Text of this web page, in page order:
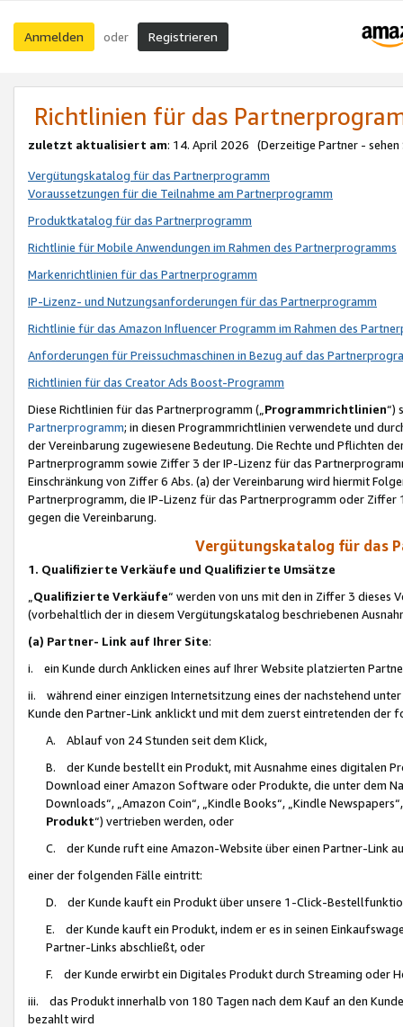
Anmelden oder Registrieren
Richtlinien für das
zuletzt aktualisiert am: 14. April 2026 (Derzeitige Partner - sehen
Vergütungskatalog für das Partnerprogramm
Voraussetzungen für die Teilnahme am Partnerprogramm
Produktkatalog für das Partnerprogramm
Richtlinie für Mobile Anwendungen im Rahmen des Partnerprogramms
Markenrichtlinien für das Partnerprogramm
IP-Lizenz- und Nutzungsanforderungen für das Partnerprogramm
Richtlinie für das Amazon Influencer Programm im Rahmen des
Anforderungen für Preissuchmaschinen in Bezug auf das
Richtlinien für das Creator Ads Boost-Programm
Diese Richtlinien für das Partnerprogramm („Programmrichtlinien“)
Partnerprogramm; in diesen Programmrichtlinien verwendete und
der Vereinbarung zugewiesene Bedeutung. Die Rechte und Pflichten
Partnerprogramm sowie Ziffer 3 der IP-Lizenz für das
Einschränkung von Ziffer 6 Abs. (a) der Vereinbarung wird hiermit
Partnerprogramm, die IP-Lizenz für das Partnerprogramm oder
gegen die Vereinbarung.
Vergütungskatalog für das
1. Qualifizierte Verkäufe und Qualifizierte Umsätze
Qualifizierte Verkäufe“ werden von uns mit den in Ziffer 3
(vorbehaltlich der in diesem Vergütungskatalog beschriebenen
(a) Partner- Link auf Ihrer Site:
i. ein Kunde durch Anklicken eines auf Ihrer Website platzierten
ii. während einer einzigen Internetsitzung eines der nachstehend
Kunde den Partner-Link anklickt und mit dem zuerst eintretenden der
A. Ablauf von 24 Stunden seit dem Klick,
B. der Kunde bestellt ein Produkt, mit Ausnahme eines digitalen
Download einer Amazon Software oder Produkte, die unter dem
Downloads“, „Amazon Coin“, „Kindle Books“, „Kindle
Produkt“) vertrieben werden, oder
C. der Kunde ruft eine Amazon-Website über einen Partner-Link
einer der folgenden Fälle eintritt:
D. der Kunde kauft ein Produkt über unsere 1-Click-
E. der Kunde kauft ein Produkt, indem er es in seinen
Partner-Links abschließt, oder
F. der Kunde erwirbt ein Digitales Produkt durch Streaming oder
iii. das Produkt innerhalb von 180 Tagen nach dem Kauf an den
bezahlt wird